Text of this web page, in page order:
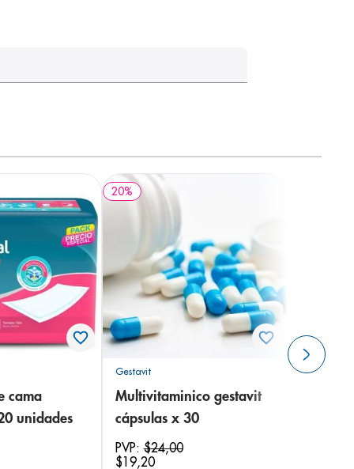
cama
unidades
20%
Gestavit
Multivitaminico gestavit
cápsulas x 30
PVP:$24,00
$19,20